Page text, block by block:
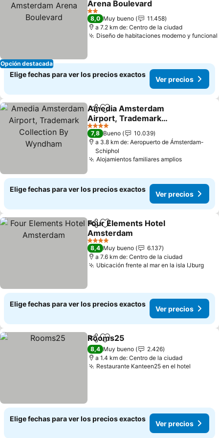
Opción destacada
Arena Boulevard
2 Estrellas
8,0 Muy bueno
11.458
a 7.2 km de: Centro de la ciudad
Diseño de habitaciones moderno y funcional
Elige fechas para ver los precios exactos
Ver precios
CompartirAgregar a favoritos
Amedia Amsterdam
Airport, Trademark
Collection By Wyndham
4 Estrellas
7,8 Bueno
10.039
a 3.8 km de: Aeropuerto de Ámsterdam-
Schiphol
Alojamientos familiares amplios
Elige fechas para ver los precios exactos
Ver precios
CompartirAgregar a favoritos
Four Elements Hotel
Amsterdam
4 Estrellas
8,4 Muy bueno
6.137
a 7.6 km de: Centro de la ciudad
Ubicación frente al mar en la isla IJburg
Elige fechas para ver los precios exactos
Ver precios
CompartirAgregar a favoritos
Rooms25
8,4 Muy bueno
2.426
a 1.4 km de: Centro de la ciudad
Restaurante Kanteen25 en el hotel
Elige fechas para ver los precios exactos
Ver precios